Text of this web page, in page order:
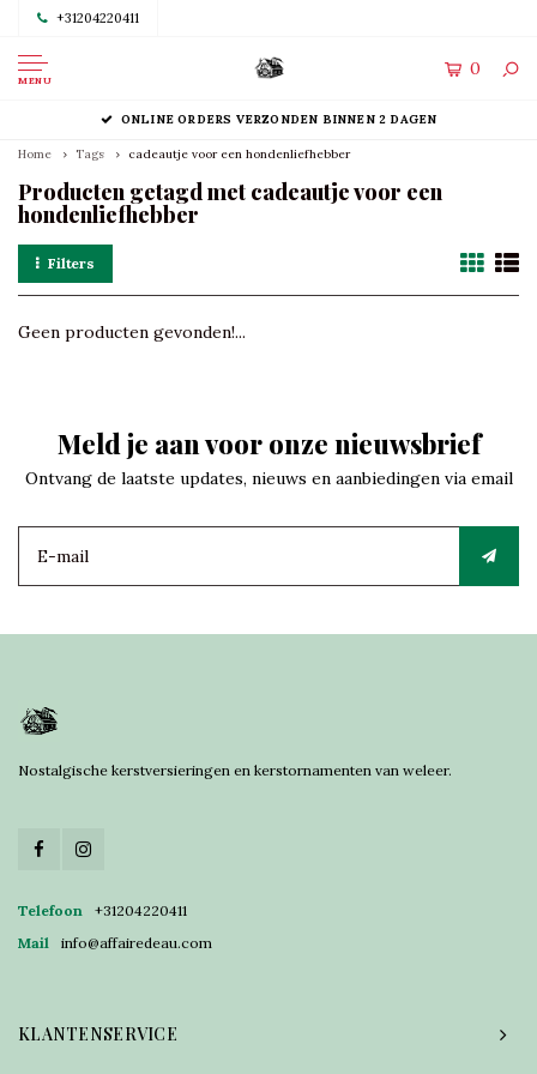
+31204220411
MENU
0
ONLINE ORDERS VERZONDEN BINNEN 2 DAGEN
Home Tags cadeautje voor een hondenliefhebber
Producten getagd met cadeautje voor een
hondenliefhebber
Filters
Geen producten gevonden!...
Meld je aan voor onze nieuwsbrief
Ontvang de laatste updates, nieuws en aanbiedingen via email
Nostalgische kerstversieringen en kerstornamenten van weleer.
Telefoon
+31204220411
Mail
info@affairedeau.com
KLANTENSERVICE